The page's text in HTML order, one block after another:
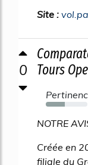
Site :
0
Tours
46%
NOTRE
Créée en
filiale du